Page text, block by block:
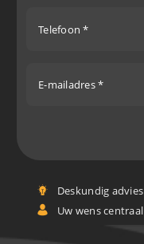
Telefoon *
E-mailadres *
Deskundig advies
Uw wens centraal